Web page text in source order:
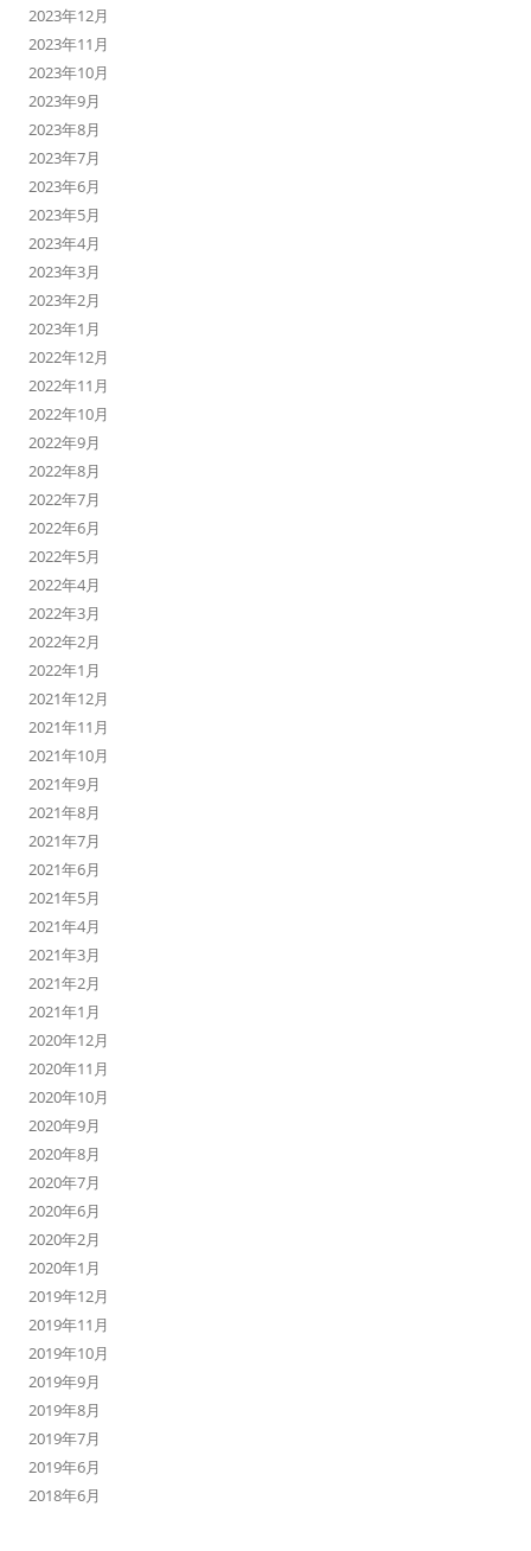
2023年12月
2023年11月
2023年10月
2023年9月
2023年8月
2023年7月
2023年6月
2023年5月
2023年4月
2023年3月
2023年2月
2023年1月
2022年12月
2022年11月
2022年10月
2022年9月
2022年8月
2022年7月
2022年6月
2022年5月
2022年4月
2022年3月
2022年2月
2022年1月
2021年12月
2021年11月
2021年10月
2021年9月
2021年8月
2021年7月
2021年6月
2021年5月
2021年4月
2021年3月
2021年2月
2021年1月
2020年12月
2020年11月
2020年10月
2020年9月
2020年8月
2020年7月
2020年6月
2020年2月
2020年1月
2019年12月
2019年11月
2019年10月
2019年9月
2019年8月
2019年7月
2019年6月
2018年6月